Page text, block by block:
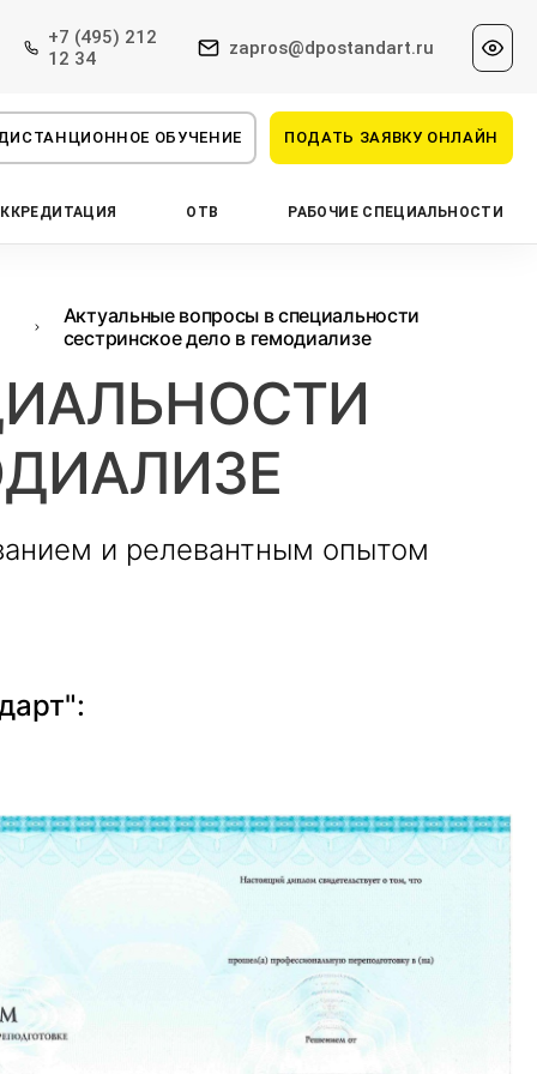
+7 (495) 212
12 34
zapros@dpostandart.ru
ОБУЧЕНИЕ ПОДАТЬ ЗАЯВКУ ОНЛАЙН
ОТВ РАБОЧИЕ СПЕЦИАЛЬНОСТИ
Актуальные вопросы в специальности
сестринское дело в гемодиализе
и релевантным опытом